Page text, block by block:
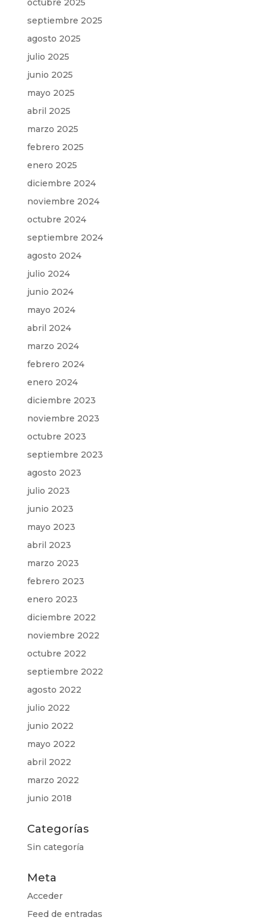
octubre 2025
septiembre 2025
agosto 2025
julio 2025
junio 2025
mayo 2025
abril 2025
marzo 2025
febrero 2025
enero 2025
diciembre 2024
noviembre 2024
octubre 2024
septiembre 2024
agosto 2024
julio 2024
junio 2024
mayo 2024
abril 2024
marzo 2024
febrero 2024
enero 2024
diciembre 2023
noviembre 2023
octubre 2023
septiembre 2023
agosto 2023
julio 2023
junio 2023
mayo 2023
abril 2023
marzo 2023
febrero 2023
enero 2023
diciembre 2022
noviembre 2022
octubre 2022
septiembre 2022
agosto 2022
julio 2022
junio 2022
mayo 2022
abril 2022
marzo 2022
junio 2018
Categorías
Sin categoría
Meta
Acceder
Feed de entradas